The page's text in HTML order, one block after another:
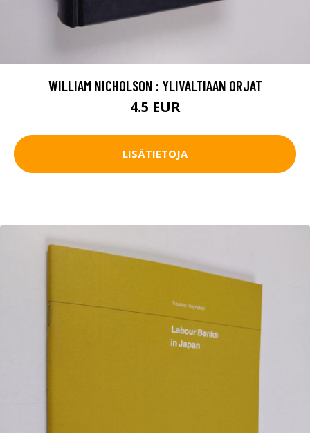
WILLIAM NICHOLSON : YLIVALTIAAN ORJAT
4.5 EUR
LISÄTIETOJA